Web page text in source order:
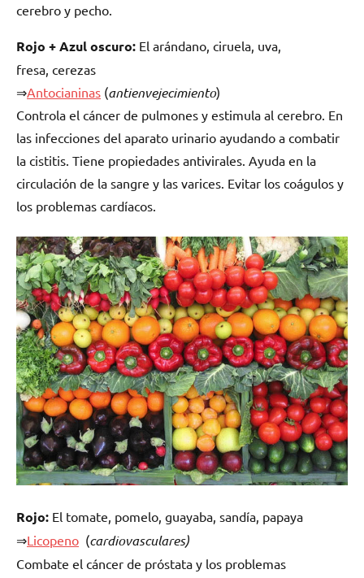
cerebro y pecho.
Rojo + Azul oscuro: El arándano, ciruela, uva,
fresa, cerezas
⇒Antocianinas (antienvejecimiento)
Controla el cáncer de pulmones y estimula al cerebro. En
las infecciones del aparato urinario ayudando a combatir
la cistitis. Tiene propiedades antivirales. Ayuda en la
circulación de la sangre y las varices. Evitar los coágulos y
los problemas cardíacos.
Rojo: El tomate, pomelo, guayaba, sandía, papaya
⇒Licopeno (cardiovasculares)
Combate el cáncer de próstata y los problemas